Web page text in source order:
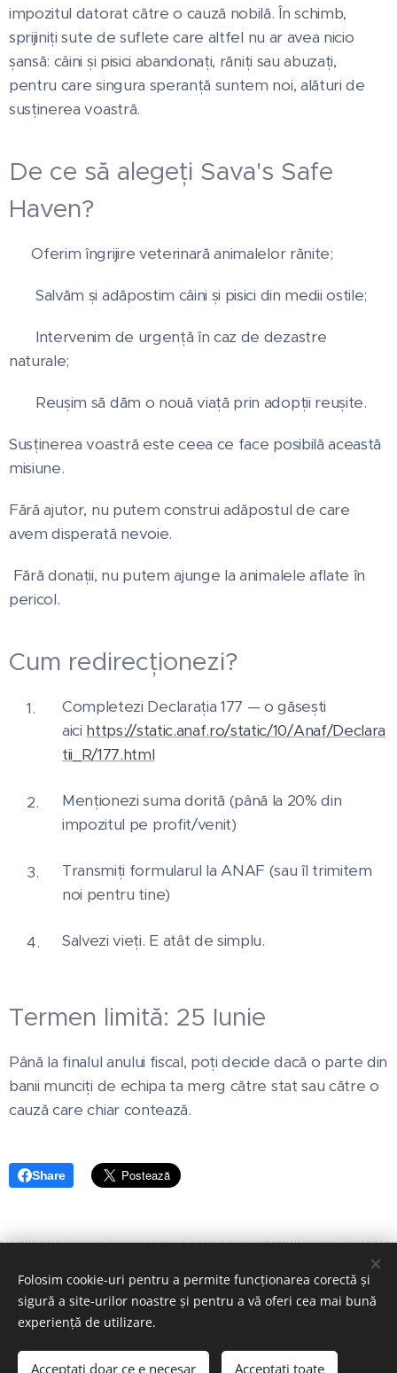
impozitul datorat către o cauză nobilă. În schimb,
sprijiniți sute de suflete care altfel nu ar avea nicio
șansă: câini și pisici abandonați, răniți sau abuzați,
pentru care singura speranță suntem noi, alături de
susținerea voastră.
De ce să alegeți Sava's Safe
Haven?
🩺 Oferim îngrijire veterinară animalelor rănite;
🏠 Salvăm și adăpostim câini și pisici din medii ostile;
🚑 Intervenim de urgență în caz de dezastre
naturale;
❤️ Reușim să dăm o nouă viață prin adopții reușite.
Susținerea voastră este ceea ce face posibilă această
misiune.
Fără ajutor, nu putem construi adăpostul de care
avem disperată nevoie.
Fără donații, nu putem ajunge la animalele aflate în
pericol.
Cum redirecționezi?
Completezi Declarația 177 — o găsești
aici https://static.anaf.ro/static/10/Anaf/Declara
tii_R/177.html
Menționezi suma dorită (până la 20% din
impozitul pe profit/venit)
Transmiți formularul la ANAF (sau îl trimitem
noi pentru tine)
Salvezi vieți. E atât de simplu.
Termen limită: 25 Iunie
Până la finalul anului fiscal, poți decide dacă o parte din
banii munciți de echipa ta merg către stat sau către o
cauză care chiar contează.
Share
© Copyright 2026, Asociatia Sava's Safe Haven
All Rights Reserved
Folosim cookie-uri pentru a permite funcționarea corectă și
sigură a site-urilor noastre și pentru a vă oferi cea mai bună
experiență de utilizare.
Acceptați doar ce e necesar Acceptați toate